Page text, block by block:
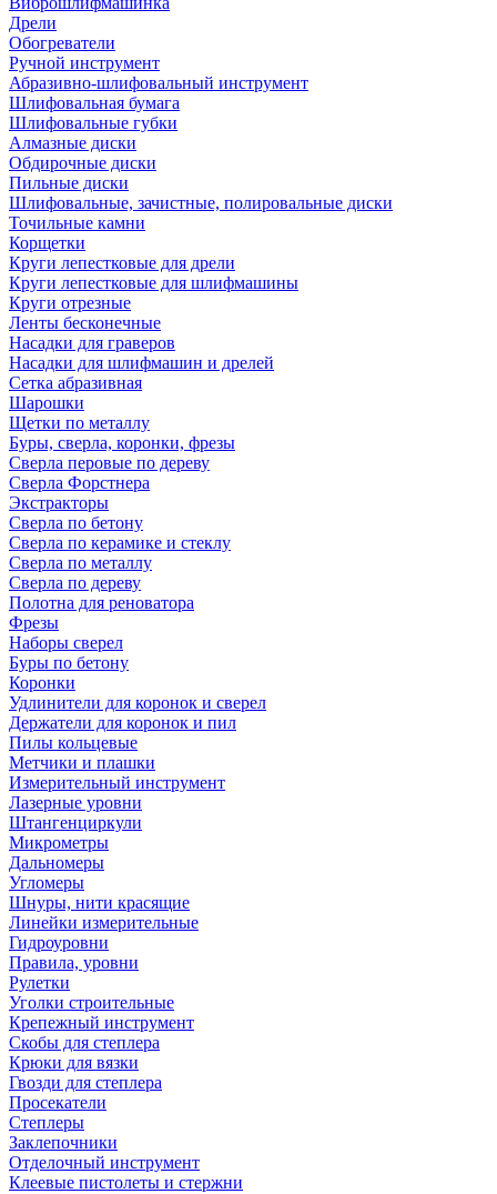
Дрели
Обогреватели
Ручной инструмент
Абразивно-шлифовальный инструмент
Шлифовальная бумага
Шлифовальные губки
Алмазные диски
Обдирочные диски
Пильные диски
Шлифовальные, зачистные, полировальные диски
Точильные камни
Корщетки
Круги лепестковые для дрели
Круги лепестковые для шлифмашины
Круги отрезные
Ленты бесконечные
Насадки для граверов
Насадки для шлифмашин и дрелей
Сетка абразивная
Шарошки
Щетки по металлу
Буры, сверла, коронки, фрезы
Сверла перовые по дереву
Сверла Форстнера
Экстракторы
Сверла по бетону
Сверла по керамике и стеклу
Сверла по металлу
Сверла по дереву
Полотна для реноватора
Фрезы
Наборы сверел
Буры по бетону
Коронки
Удлинители для коронок и сверел
Держатели для коронок и пил
Пилы кольцевые
Метчики и плашки
Измерительный инструмент
Лазерные уровни
Штангенциркули
Микрометры
Дальномеры
Угломеры
Шнуры, нити красящие
Линейки измерительные
Гидроуровни
Правила, уровни
Рулетки
Уголки строительные
Крепежный инструмент
Скобы для степлера
Крюки для вязки
Гвозди для степлера
Просекатели
Степлеры
Заклепочники
Отделочный инструмент
Клеевые пистолеты и стержни